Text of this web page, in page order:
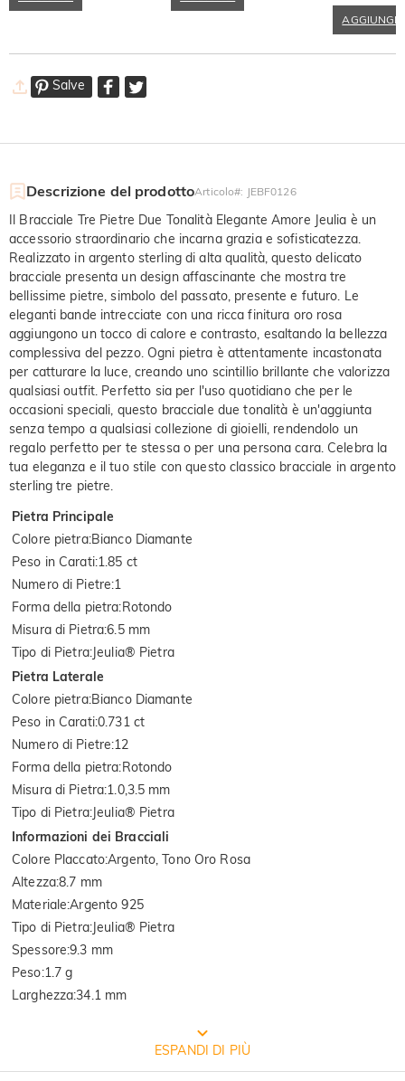
AGGIUNGI
Salve
Descrizione del prodottoArticolo#: JEBF0126
Il Bracciale Tre Pietre Due Tonalità Elegante Amore Jeulia è un
accessorio straordinario che incarna grazia e sofisticatezza.
Realizzato in argento sterling di alta qualità, questo delicato
bracciale presenta un design affascinante che mostra tre
bellissime pietre, simbolo del passato, presente e futuro. Le
eleganti bande intrecciate con una ricca finitura oro rosa
aggiungono un tocco di calore e contrasto, esaltando la bellezza
complessiva del pezzo. Ogni pietra è attentamente incastonata
per catturare la luce, creando uno scintillio brillante che valorizza
qualsiasi outfit. Perfetto sia per l'uso quotidiano che per le
occasioni speciali, questo bracciale due tonalità è un'aggiunta
senza tempo a qualsiasi collezione di gioielli, rendendolo un
regalo perfetto per te stessa o per una persona cara. Celebra la
tua eleganza e il tuo stile con questo classico bracciale in argento
sterling tre pietre.
Pietra Principale
Colore pietra:Bianco Diamante
Peso in Carati:1.85 ct
Numero di Pietre:1
Forma della pietra:Rotondo
Misura di Pietra:6.5 mm
Tipo di Pietra:Jeulia® Pietra
Pietra Laterale
Colore pietra:Bianco Diamante
Peso in Carati:0.731 ct
Numero di Pietre:12
Forma della pietra:Rotondo
Misura di Pietra:1.0,3.5 mm
Tipo di Pietra:Jeulia® Pietra
Informazioni dei Bracciali
Colore Placcato:Argento, Tono Oro Rosa
Altezza:8.7 mm
Materiale:Argento 925
Tipo di Pietra:Jeulia® Pietra
Spessore:9.3 mm
Peso:1.7 g
Larghezza:34.1 mm
CONFEZIONE GRATUITA JEULIA
ESPANDI DI PIÙ